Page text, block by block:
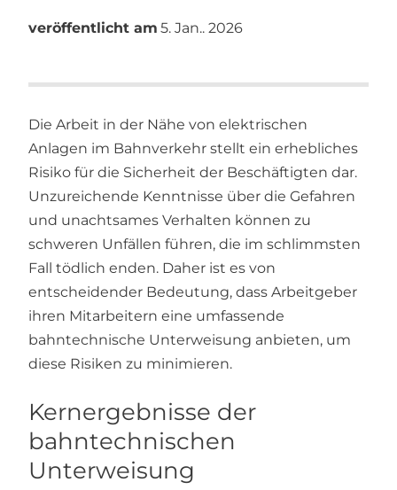
veröffentlicht am 5. Jan.. 2026
Die Arbeit in der Nähe von elektrischen
Anlagen im Bahnverkehr stellt ein erhebliches
Risiko für die Sicherheit der Beschäftigten dar.
Unzureichende Kenntnisse über die Gefahren
und unachtsames Verhalten können zu
schweren Unfällen führen, die im schlimmsten
Fall tödlich enden. Daher ist es von
entscheidender Bedeutung, dass Arbeitgeber
ihren Mitarbeitern eine umfassende
bahntechnische Unterweisung anbieten, um
diese Risiken zu minimieren.
Kernergebnisse der
bahntechnischen
Unterweisung